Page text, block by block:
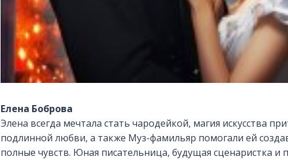
Елена Боброва
Элена всегда мечтала стать чародейкой, магия искусства
подлинной любви, а также Муз-фамильяр помогали ей
полные чувств. Юная писательница, будущая сценаристка и